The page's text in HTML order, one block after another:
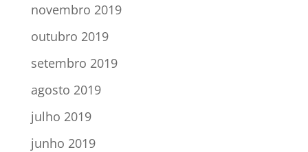
novembro 2019
outubro 2019
setembro 2019
agosto 2019
julho 2019
junho 2019